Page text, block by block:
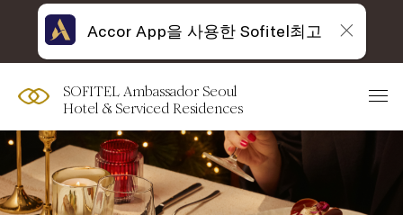
SOFITEL Ambassador Seoul
Hotel & Serviced Residences
Accor App을 사용한 Sofitel최고